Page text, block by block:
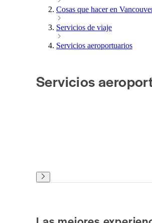
Cosas que hacer en
Servicios de viaje
Servicios aeroportuarios
Servicios